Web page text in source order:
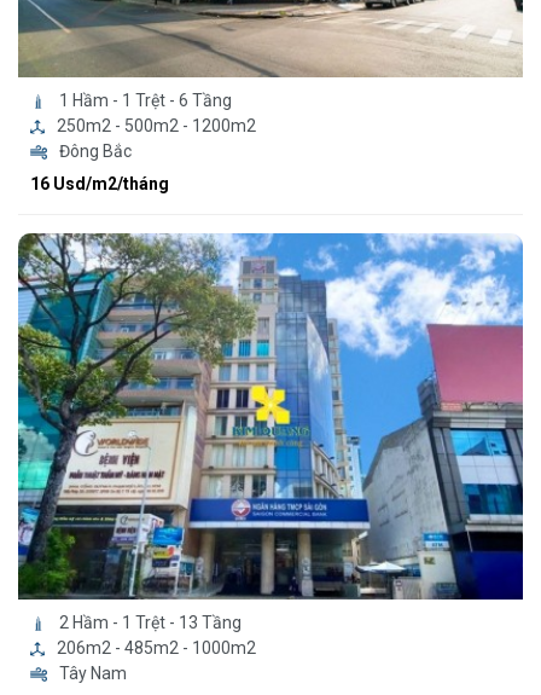
1 Hầm - 1 Trệt - 6 Tầng
250m2 - 500m2 - 1200m2
Đông Bắc
16 Usd/m2/tháng
2 Hầm - 1 Trệt - 13 Tầng
206m2 - 485m2 - 1000m2
Tây Nam